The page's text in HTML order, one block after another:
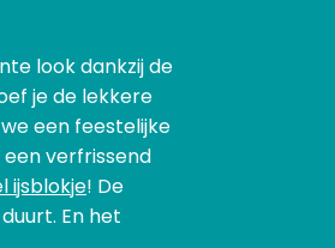
look dankzij de
je de lekkere
een feestelijke
verfrissend
ijsblokje! De
En het